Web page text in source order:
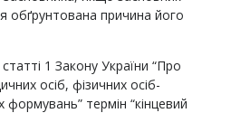
обґрунтована причина його
1 Закону України “Про
осіб, фізичних осіб-
формувань” термін “кінцевий